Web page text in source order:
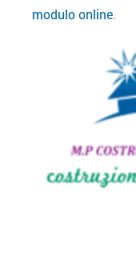
modulo online.